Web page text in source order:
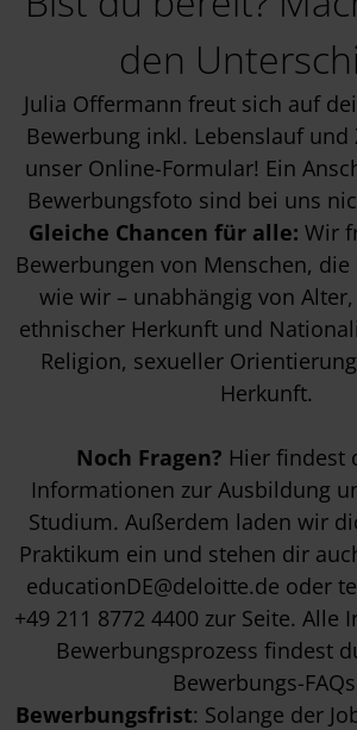
den
Julia Offermann freut sich auf
Bewerbung inkl. Lebenslauf und
unser Online-Formular! Ein
Bewerbungsfoto sind bei uns
Gleiche Chancen für alle: Wir
Bewerbungen von Menschen,
wie wir – unabhängig von
ethnischer Herkunft und
Religion, sexueller
Herkunft.
Noch Fragen? Hier findest
Informationen zur Ausbildung
Studium. Außerdem laden wir
Praktikum ein und stehen dir
educationDE@deloitte.de oder
+49 211 8772 4400 zur Seite. Alle
Bewerbungsprozess findest
Bewerbungs-FAQs
Bewerbungsfrist: Solange der